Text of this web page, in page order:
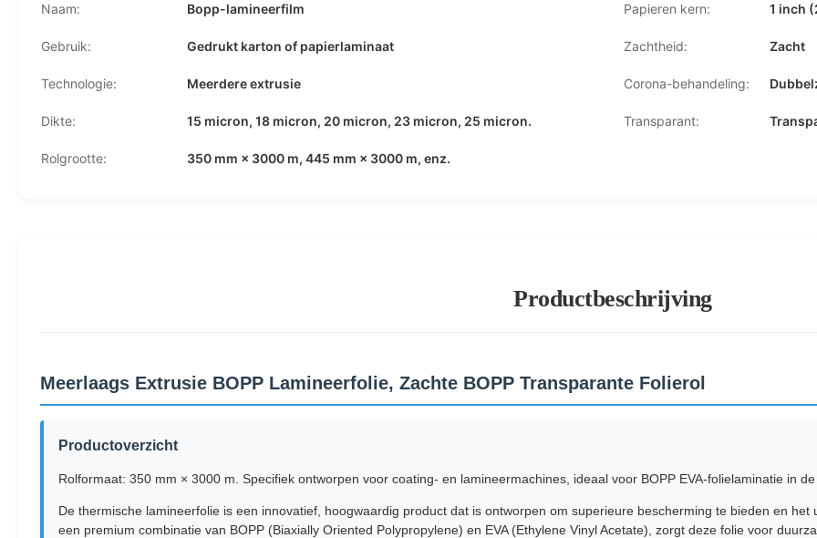
Naam: Bopp-lamineerfilm Papieren kern: 1 inch
Gebruik: Gedrukt karton of papierlaminaat Zachtheid: Zacht
Technologie: Meerdere extrusie Corona-behandeling:
Dikte: 15 micron, 18 micron, 20 micron, 23 micron, 25 micron. Transparant:
Rolgrootte: 350 mm × 3000 m, 445 mm × 3000 m, enz.
Productbeschrijving
Meerlaags Extrusie BOPP Lamineerfolie, Zachte BOPP Transparante Folierol
Productoverzicht
Rolformaat: 350 mm × 3000 m. Specifiek ontworpen voor coating- en lamineermachines, ideaal voor BOPP EVA-folielaminatie in
De thermische lamineerfolie is een innovatief, hoogwaardig product dat is ontworpen om superieure bescherming te bieden en
een premium combinatie van BOPP (Biaxially Oriented Polypropylene) en EVA (Ethylene Vinyl Acetate), zorgt deze folie voor